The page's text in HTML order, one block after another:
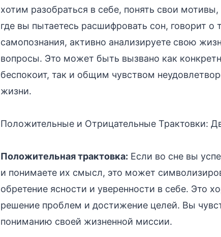
хотим разобраться в себе, понять свои
где вы пытаетесь расшифровать сон, говорит о
самопознания, активно анализируете свою
вопросы. Это может быть вызвано как
беспокоит, так и общим чувством
жизни.
Положительные и Отрицательные Трактовки:
Положительная трактовка: Если во сне вы
и понимаете их смысл, это может
обретение ясности и уверенности в себе. Это
решение проблем и достижение целей. Вы
пониманию своей жизненной миссии.